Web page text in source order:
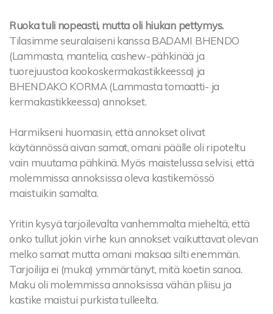
Ruoka tuli nopeasti, mutta oli hiukan pettymys.
Tilasimme seuralaiseni kanssa BADAMI BHENDO
(Lammasta, mantelia, cashew-pähkinää ja
tuorejuustoa kookoskermakastikkeessa) ja
BHENDAKO KORMA (Lammasta tomaatti- ja
kermakastikkeessa) annokset.
Harmikseni huomasin, että annokset olivat
käytännössä aivan samat, omani päälle oli ripoteltu
vain muutama pähkinä. Myös maistelussa selvisi, että
molemmissa annoksissa oleva kastikemössö
maistuikin samalta.
Yritin kysyä tarjoilevalta vanhemmalta mieheltä, että
onko tullut jokin virhe kun annokset vaikuttavat olevan
melko samat mutta omani maksaa silti enemmän.
Tarjoilija ei (muka) ymmärtänyt, mitä koetin sanoa.
Maku oli molemmissa annoksissa vähän pliisu ja
kastike maistui purkista tulleelta.